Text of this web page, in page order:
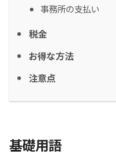
事務所の支払い
税金
お得な方法
注意点
基礎用語